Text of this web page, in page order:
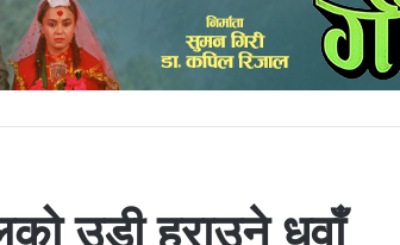
उडी हराउने धुवाँ